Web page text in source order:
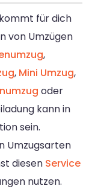
für dich
von Umzügen
,
, Mini Umzug,
oder
kann in
sein.
Umzugsarten
diesen Service
nutzen.